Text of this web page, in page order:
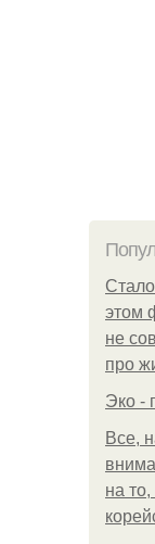
этом
не
про
Эко -
Все,
на